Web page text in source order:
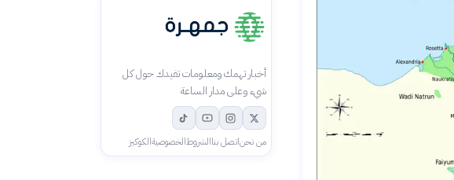
أخبار تهمك ومعلومات تفيدك حول كل
شيء وعلى مدار الساعة
من نحناتصل بناالشروطالخصوصيةالكوكيز